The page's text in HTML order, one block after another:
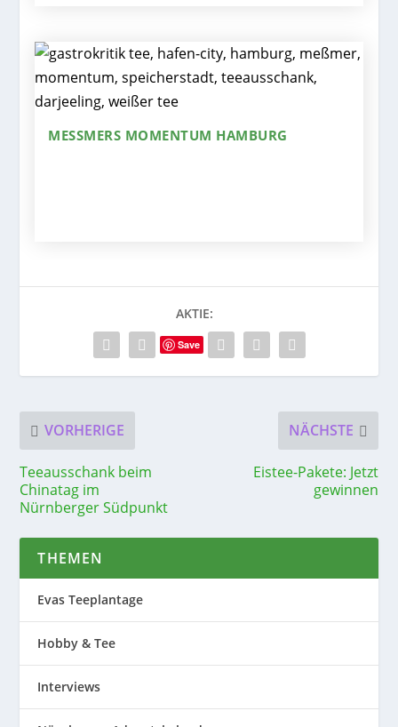
MESSMERS MOMENTUM HAMBURG
AKTIE:
Save
VORHERIGE
Teeausschank beim
Chinatag im
Nürnberger Südpunkt
NÄCHSTE
Eistee-Pakete: Jetzt
gewinnen
THEMEN
Evas Teeplantage
Hobby & Tee
Interviews